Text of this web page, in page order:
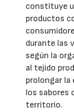
constituye
productos
durante las
según la
al tejido
prolongar la
los sabores
territorio.